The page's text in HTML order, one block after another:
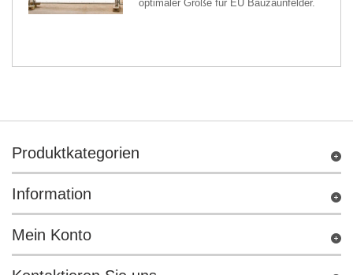
optimaler Größe für EU Bauzaunfelder.
Produktkategorien
Information
Mein Konto